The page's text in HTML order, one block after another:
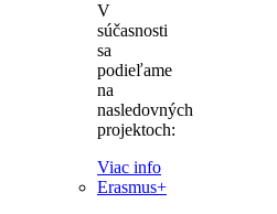
V
súčasnosti
sa
podieľame
na
nasledovných
projektoch:
Viac info
Erasmus+